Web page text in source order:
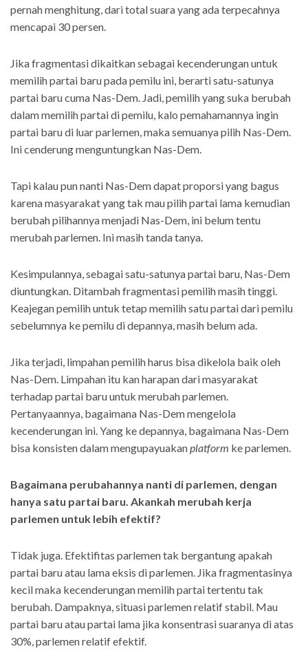
pernah menghitung, dari total suara yang ada terpecahnya
mencapai 30 persen.
Jika fragmentasi dikaitkan sebagai kecenderungan untuk
memilih partai baru pada pemilu ini, berarti satu-satunya
partai baru cuma Nas-Dem. Jadi, pemilih yang suka berubah
dalam memilih partai di pemilu, kalo pemahamannya ingin
partai baru di luar parlemen, maka semuanya pilih Nas-Dem.
Ini cenderung menguntungkan Nas-Dem.
Tapi kalau pun nanti Nas-Dem dapat proporsi yang bagus
karena masyarakat yang tak mau pilih partai lama kemudian
berubah pilihannya menjadi Nas-Dem, ini belum tentu
merubah parlemen. Ini masih tanda tanya.
Kesimpulannya, sebagai satu-satunya partai baru, Nas-Dem
diuntungkan. Ditambah fragmentasi pemilih masih tinggi.
Keajegan pemilih untuk tetap memilih satu partai dari pemilu
sebelumnya ke pemilu di depannya, masih belum ada.
Jika terjadi, limpahan pemilih harus bisa dikelola baik oleh
Nas-Dem. Limpahan itu kan harapan dari masyarakat
terhadap partai baru untuk merubah parlemen.
Pertanyaannya, bagaimana Nas-Dem mengelola
kecenderungan ini. Yang ke depannya, bagaimana Nas-Dem
bisa konsisten dalam mengupayuakanplatform ke parlemen.
Bagaimana perubahannya nanti di parlemen, dengan
hanya satu partai baru. Akankah merubah kerja
parlemen untuk lebih efektif?
Tidak juga. Efektifitas parlemen tak bergantung apakah
partai baru atau lama eksis di parlemen. Jika fragmentasinya
kecil maka kecenderungan memilih partai tertentu tak
berubah. Dampaknya, situasi parlemen relatif stabil. Mau
partai baru atau partai lama jika konsentrasi suaranya di atas
30%, parlemen relatif efektif.